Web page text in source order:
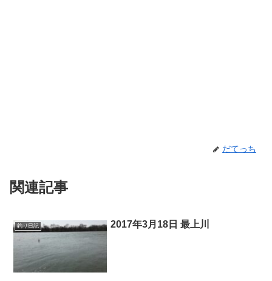
だてっち
関連記事
釣り日記 2017年3月18日 最上川